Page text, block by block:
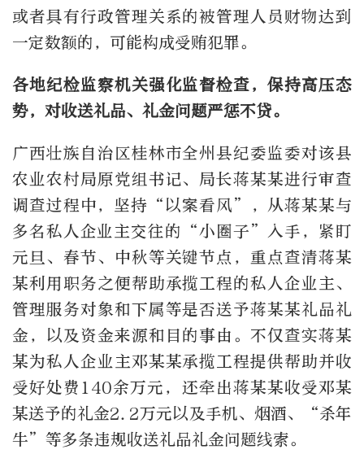
或者具有行政管理关系的被管理人员财物达到
一定数额的，可能构成受贿犯罪。
各地纪检监察机关强化监督检查，保持高压态
势，对收送礼品、礼金问题严惩不贷。
广西壮族自治区桂林市全州县纪委监委对该县
农业农村局原党组书记、局长蒋某某进行审查
调查过程中，坚持“以案看风”，从蒋某某与
多名私人企业主交往的“小圈子”入手，紧盯
元旦、春节、中秋等关键节点，重点查清蒋某
某利用职务之便帮助承揽工程的私人企业主、
管理服务对象和下属等是否送予蒋某某礼品礼
金，以及资金来源和目的事由。不仅查实蒋某
某为私人企业主邓某某承揽工程提供帮助并收
受好处费140余万元，还牵出蒋某某收受邓某
某送予的礼金2.2万元以及手机、烟酒、“杀年
牛”等多条违规收送礼品礼金问题线索。